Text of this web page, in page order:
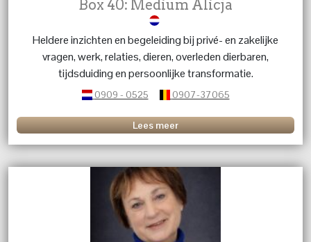
Box 40: Medium Alicja
Heldere inzichten en begeleiding bij privé- en zakelijke
vragen, werk, relaties, dieren, overleden dierbaren,
tijdsduiding en persoonlijke transformatie.
0909 - 0525 0907-37065
Lees meer